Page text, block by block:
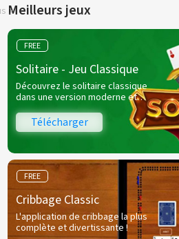
Meilleurs jeux
FREE
Solitaire - Jeu Classique
Découvrez le solitaire classique
dans une version moderne et
intuitive !
Télécharger
FREE
Cribbage Classic
L'application de cribbage la plus
complète et divertissante !